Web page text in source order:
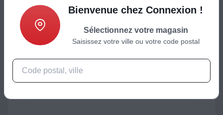
TV OLED
TV OLED LG 65C6 (2026) 65" (164 cm) 4K Ultra HD -
Expérience Cinéma & Gaming, 120Hz, Smart TV
Bienvenue chez Connexion !
Sélectionnez votre magasin
Saisissez votre ville ou votre code postal